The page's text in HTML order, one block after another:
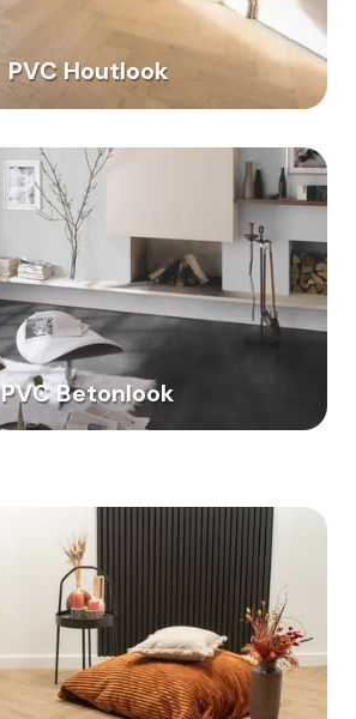
PVC Houtlook
PVC Betonlook